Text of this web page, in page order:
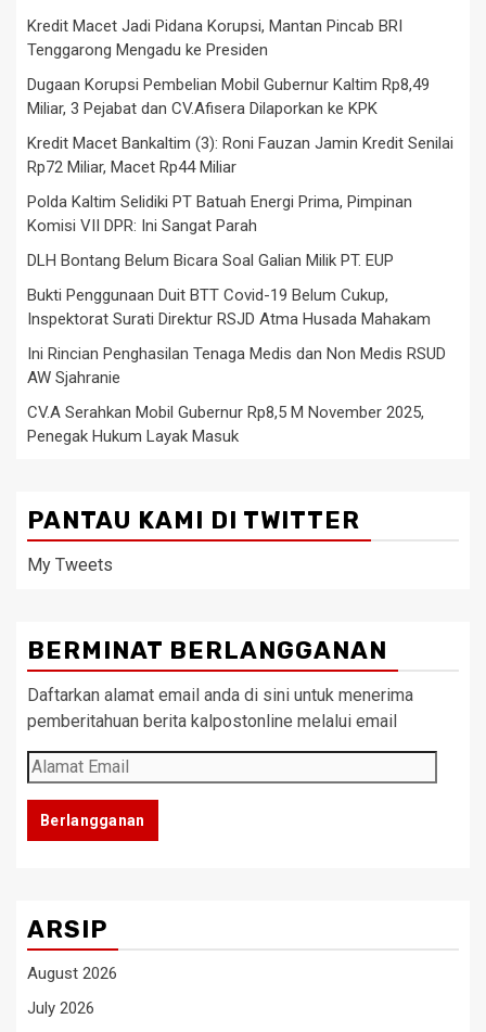
Kredit Macet Jadi Pidana Korupsi, Mantan Pincab BRI
Tenggarong Mengadu ke Presiden
Dugaan Korupsi Pembelian Mobil Gubernur Kaltim Rp8,49
Miliar, 3 Pejabat dan CV.Afisera Dilaporkan ke KPK
Kredit Macet Bankaltim (3): Roni Fauzan Jamin Kredit Senilai
Rp72 Miliar, Macet Rp44 Miliar
Polda Kaltim Selidiki PT Batuah Energi Prima, Pimpinan
Komisi VII DPR: Ini Sangat Parah
DLH Bontang Belum Bicara Soal Galian Milik PT. EUP
Bukti Penggunaan Duit BTT Covid-19 Belum Cukup,
Inspektorat Surati Direktur RSJD Atma Husada Mahakam
Ini Rincian Penghasilan Tenaga Medis dan Non Medis RSUD
AW Sjahranie
CV.A Serahkan Mobil Gubernur Rp8,5 M November 2025,
Penegak Hukum Layak Masuk
PANTAU KAMI DI TWITTER
My Tweets
BERMINAT BERLANGGANAN
Daftarkan alamat email anda di sini untuk menerima
pemberitahuan berita kalpostonline melalui email
Alamat
Email
Berlangganan
ARSIP
August 2026
July 2026